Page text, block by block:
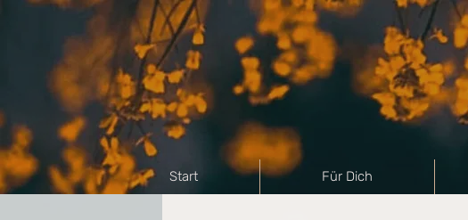
Start Für Dich